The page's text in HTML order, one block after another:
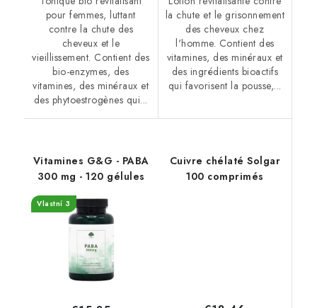
pour femmes, luttant
contre la chute des
cheveux et le
vieillissement. Contient des
bio-enzymes, des
vitamines, des minéraux et
des phytoestrogènes qui...
la chute et le grisonnement
des cheveux chez
l'homme. Contient des
vitamines, des minéraux et
des ingrédients bioactifs
qui favorisent la pousse,...
Vitamines G&G - PABA
300 mg - 120 gélules
Vlastní 3
Cuivre chélaté Solgar
100 comprimés